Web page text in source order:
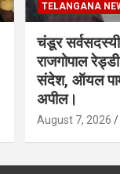
TELANGANA
चंडूर
राजगोपाल
संदेश, ऑयल
अपील।
August 7, 2026